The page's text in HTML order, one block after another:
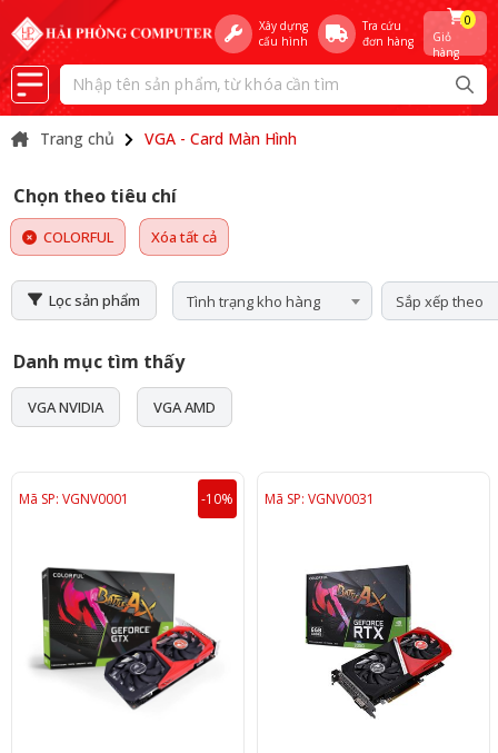
Xây dựng
cấu hình
Tra cứu
đơn hàng
Giỏ
hàng
0
Trang chủ VGA - Card Màn Hình
Chọn theo tiêu chí
COLORFUL Xóa tất cả
Lọc sản phẩm Tình trạng kho hàng Sắp xếp theo
Danh mục tìm thấy
VGA NVIDIA VGA AMD
Mã SP: VGNV0001 -10% Mã SP: VGNV0031